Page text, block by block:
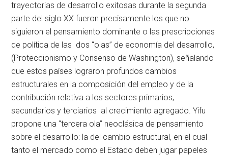
trayectorias de desarrollo exitosas durante la segunda
parte del siglo XX fueron precisamente los que no
siguieron el pensamiento dominante o las prescripciones
de política de las dos “olas” de economía del desarrollo,
(Proteccionismo y Consenso de Washington), señalando
que estos países lograron profundos cambios
estructurales en la composición del empleo y de la
contribución relativa a los sectores primarios,
secundarios y terciarios al crecimiento agregado. Yifu
propone una “tercera ola” neoclásica de pensamiento
sobre el desarrollo: la del cambio estructural, en el cual
tanto el mercado como el Estado deben jugar papeles